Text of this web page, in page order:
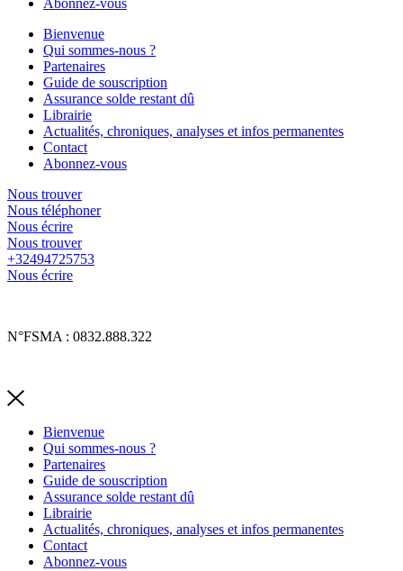
Bienvenue
Qui sommes-nous ?
Partenaires
Guide de souscription
Assurance solde restant dû
Librairie
Actualités, chroniques, analyses et infos permanentes
Contact
Abonnez-vous
Nous trouver
Nous téléphoner
Nous écrire
Nous trouver
+32494725753
Nous écrire
N°FSMA : 0832.888.322
Bienvenue
Qui sommes-nous ?
Partenaires
Guide de souscription
Assurance solde restant dû
Librairie
Actualités, chroniques, analyses et infos permanentes
Contact
Abonnez-vous